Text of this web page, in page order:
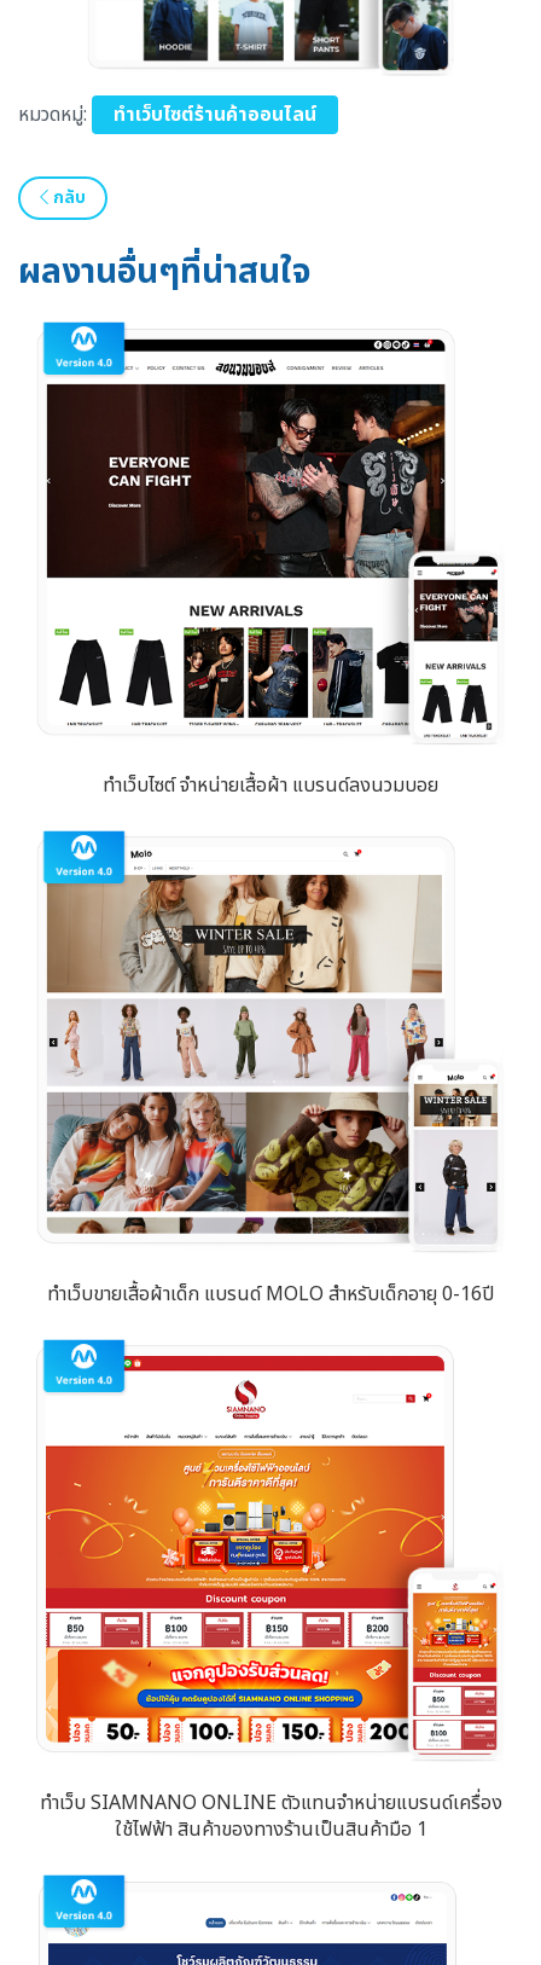
หมวดหมู่: ทำเว็บไซต์ร้านค้าออนไลน์
กลับ
ผลงานอื่นๆที่น่าสนใจ
ทำเว็บไซต์ จำหน่ายเสื้อผ้า แบรนด์ลงนวมบอย
ทำเว็บขายเสื้อผ้าเด็ก แบรนด์ MOLO สำหรับเด็กอายุ 0-16ปี
ทำเว็บ SIAMNANO ONLINE ตัวแทนจำหน่ายแบรนด์เครื่อง
ใช้ไฟฟ้า สินค้าของทางร้านเป็นสินค้ามือ 1